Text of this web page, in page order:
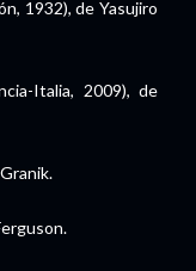
1932), de Yasujiro
Italia, 2009), de